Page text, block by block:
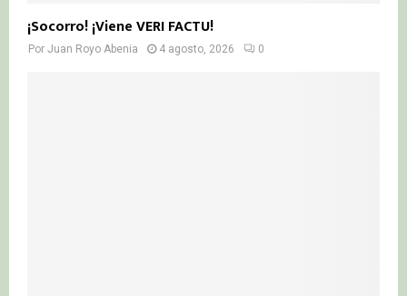
¡Socorro! ¡Viene VERI FACTU!
Por Juan Royo Abenia 4 agosto, 2026 0